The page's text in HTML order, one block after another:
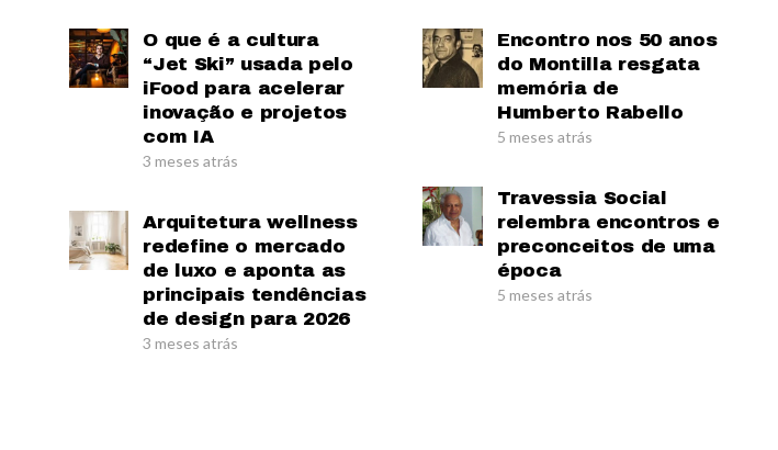
O que é a cultura
“Jet Ski” usada pelo
iFood para acelerar
inovação e projetos
com IA
3 meses atrás
Arquitetura wellness
redefine o mercado
de luxo e aponta as
principais tendências
de design para 2026
3 meses atrás
Encontro nos 50 anos
do Montilla resgata
memória de
Humberto Rabello
5 meses atrás
Travessia Social
relembra encontros e
preconceitos de uma
época
5 meses atrás